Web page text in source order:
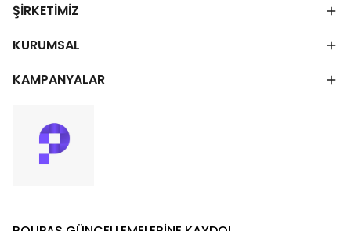
ŞİRKETİMİZ
KURUMSAL
KAMPANYALAR